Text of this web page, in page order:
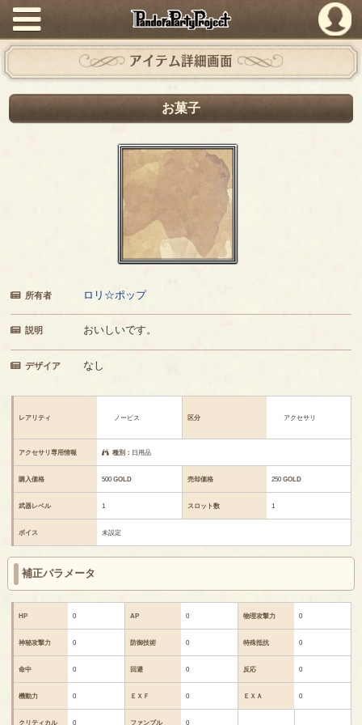
PandoraPartyProject
アイテム詳細画面
お菓子
所有者 ロリ☆ポップ
説明 おいしいです。
デザイア なし
レアリティ ノービス 区分 アクセサリ
アクセサリ専用情報 種別： 日用品
購入価格 500GOLD 売却価格 250GOLD
武器レベル 1 スロット数 1
ボイス 未設定
補正パラメータ
HP 0 AP 0 物理攻撃力 0
神秘攻撃力 0 防御技術 0 特殊抵抗 0
命中 0 回避 0 反応 0
機動力 0 ＥＸＦ 0 ＥＸＡ 0
クリティカル 0 ファンブル 0